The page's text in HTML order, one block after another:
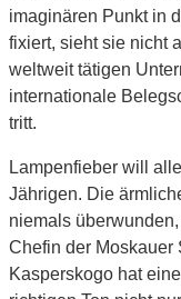
imaginären Punkt in
fixiert, sieht sie nicht
weltweit tätigen
internationale
tritt.
Lampenfieber will
Jährigen. Die
niemals
Chefin der Moskauer
Kasperskogo hat